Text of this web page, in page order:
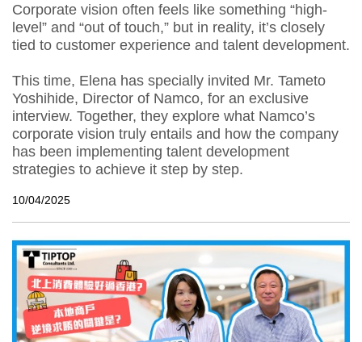
Corporate vision often feels like something “high-
level” and “out of touch,” but in reality, it’s closely
tied to customer experience and talent development.
This time, Elena has specially invited Mr. Tameto
Yoshihide, Director of Namco, for an exclusive
interview. Together, they explore what Namco’s
corporate vision truly entails and how the company
has been implementing talent development
strategies to achieve it step by step.
10/04/2025